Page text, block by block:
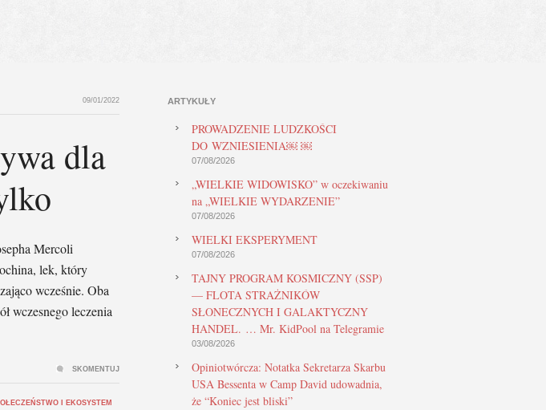
09/01/2022
dla
Mercoli
lek, który
wcześnie. Oba
wczesnego leczenia
I EKOSYSTEM
SKOMENTUJ
ARTYKUŁY
PROWADZENIE LUDZKOŚCI
DO WZNIESIENIA￼ ￼
07/08/2026
„WIELKIE WIDOWISKO” w oczekiwaniu
na „WIELKIE WYDARZENIE”
07/08/2026
WIELKI EKSPERYMENT
07/08/2026
TAJNY PROGRAM KOSMICZNY (SSP)
— FLOTA STRAŻNIKÓW
SŁONECZNYCH I GALAKTYCZNY
HANDEL. … Mr. KidPool na Telegramie
03/08/2026
Opiniotwórcza: Notatka Sekretarza Skarbu
USA Bessenta w Camp David udowadnia,
że “Koniec jest bliski”